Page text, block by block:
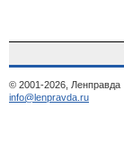
© 2001-2026, Ленправда
info@lenpravda.ru